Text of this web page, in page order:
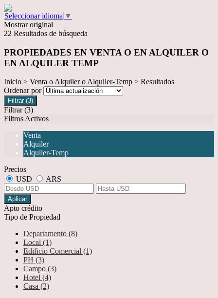
Seleccionar idioma ▼
Mostrar original
22 Resultados de búsqueda
PROPIEDADES EN VENTA O EN ALQUILER O
EN ALQUILER TEMP
Inicio > Venta oAlquileroAlquiler-Temp > Resultados
Ordenar por
Filtrar (3)
Filtrar (3)
Filtros Activos
Venta
Alquiler
Alquiler-Temp
Precios
USD
ARS
Aplicar
Apto crédito
Tipo de Propiedad
Departamento (8)
Local (1)
Edificio Comercial (1)
PH (3)
Campo (3)
Hotel (4)
Casa (2)